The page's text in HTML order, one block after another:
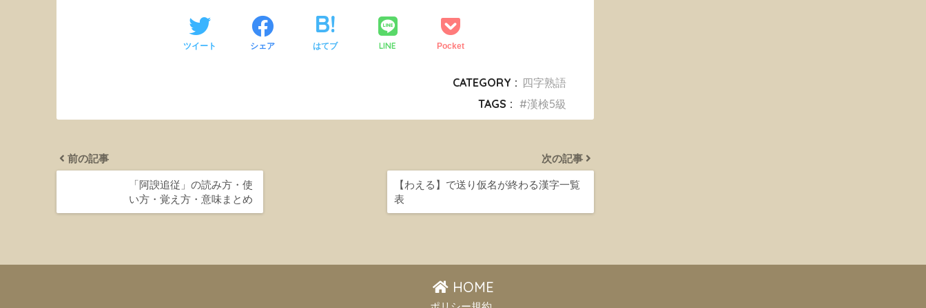
ツイート シェア はてブ LINE Pocket
CATEGORY : 四字熟語
TAGS :
漢検5級
前の記事
「阿諛追従」の読み方・使
い方・覚え方・意味まとめ
次の記事
【わえる】で送り仮名が終わる漢字一覧
表
HOME